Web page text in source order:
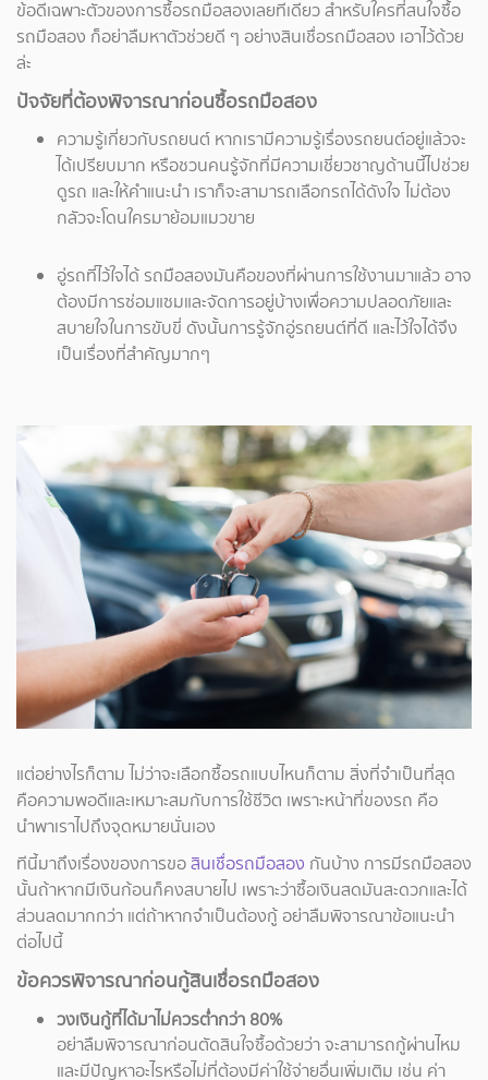
ข้อดีเฉพาะตัวของการซื้อรถมือสองเลยทีเดียว สำหรับใครที่สนใจซื้อ
รถมือสอง ก็อย่าลืมหาตัวช่วยดี ๆ อย่างสินเชื่อรถมือสอง เอาไว้ด้วย
ล่ะ
ปัจจัยที่ต้องพิจารณาก่อนซื้อรถมือสอง
ความรู้เกี่ยวกับรถยนต์ หากเรามีความรู้เรื่องรถยนต์อยู่แล้วจะ
ได้เปรียบมาก หรือชวนคนรู้จักที่มีความเชี่ยวชาญด้านนี้ไปช่วย
ดูรถ และให้คำแนะนำ เราก็จะสามารถเลือกรถได้ดังใจ ไม่ต้อง
กลัวจะโดนใครมาย้อมแมวขาย
อู่รถที่ไว้ใจได้ รถมือสองมันคือของที่ผ่านการใช้งานมาแล้ว อาจ
ต้องมีการซ่อมแซมและจัดการอยู่บ้างเพื่อความปลอดภัยและ
สบายใจในการขับขี่ ดังนั้นการรู้จักอู่รถยนต์ที่ดี และไว้ใจได้จึง
เป็นเรื่องที่สำคัญมากๆ
แต่อย่างไรก็ตาม ไม่ว่าจะเลือกซื้อรถแบบไหนก็ตาม สิ่งที่จำเป็นที่สุด
คือความพอดีและเหมาะสมกับการใช้ชีวิต เพราะหน้าที่ของรถ คือ
นำพาเราไปถึงจุดหมายนั่นเอง
ทีนี้มาถึงเรื่องของการขอสินเชื่อรถมือสอง กันบ้าง การมีรถมือสอง
นั้นถ้าหากมีเงินก้อนก็คงสบายไป เพราะว่าซื้อเงินสดมันสะดวกและได้
ส่วนลดมากกว่า แต่ถ้าหากจำเป็นต้องกู้ อย่าลืมพิจารณาข้อแนะนำ
ต่อไปนี้
ข้อควรพิจารณาก่อนกู้สินเชื่อรถมือสอง
วงเงินกู้ที่ได้มาไม่ควรต่ำกว่า 80%
อย่าลืมพิจารณาก่อนตัดสินใจซื้อด้วยว่า จะสามารถกู้ผ่านไหม
และมีปัญหาอะไรหรือไม่ที่ต้องมีค่าใช้จ่ายอื่นเพิ่มเติม เช่น ค่า